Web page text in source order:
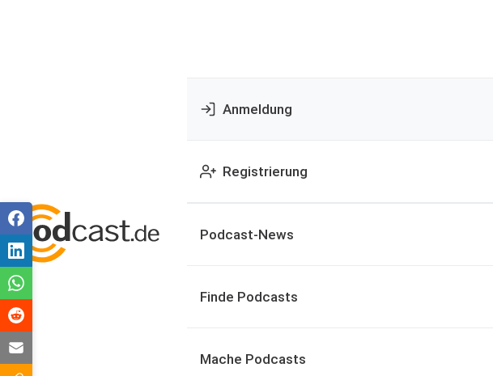
Anmeldung
Registrierung
Podcast-News
Finde Podcasts
Mache Podcasts